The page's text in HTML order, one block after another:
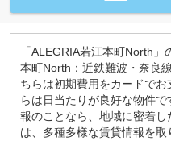
「ALEGRIA若江本町North
本町North：近鉄難波・奈良
ちらは初期費用をカードで
らは日当たりが良好な物件
報のことなら、地域に密着
は、多種多様な賃貸情報を